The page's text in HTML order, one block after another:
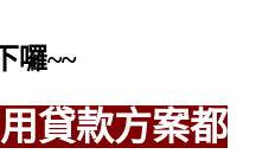
囉~~
貸款方案都